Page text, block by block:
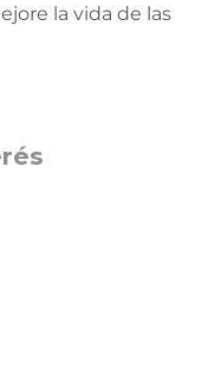
la vida de las